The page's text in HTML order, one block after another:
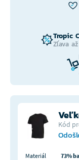
Tropic
Zľava až
Kód
Materiál
73%